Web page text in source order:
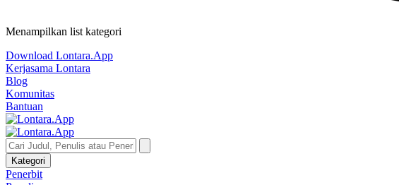
Menampilkan list kategori
Download Lontara.App
Kerjasama Lontara
Blog
Komunitas
Bantuan
Kategori
Penerbit